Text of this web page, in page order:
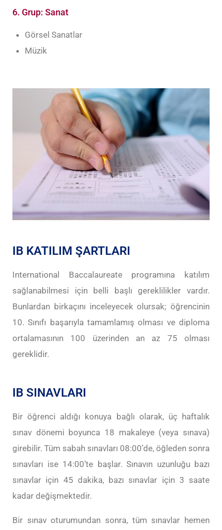
6. Grup: Sanat
Görsel Sanatlar
Müzik
IB KATILIM ŞARTLARI
International Baccalaureate programına katılım
sağlanabilmesi için belli başlı gereklilikler vardır.
Bunlardan birkaçını inceleyecek olursak; öğrencinin
10. Sınıfı başarıyla tamamlamış olması ve diploma
ortalamasının 100 üzerinden an az 75 olması
gereklidir.
IB SINAVLARI
Bir öğrenci aldığı konuya bağlı olarak, üç haftalık
sınav dönemi boyunca 18 makaleye (veya sınava)
girebilir. Tüm sabah sınavları 08:00’de, öğleden sonra
sınavları ise 14:00’te başlar. Sınavın uzunluğu bazı
sınavlar için 45 dakika, bazı sınavlar için 3 saate
kadar değişmektedir.
Bir sınav oturumundan sonra, tüm sınavlar hemen